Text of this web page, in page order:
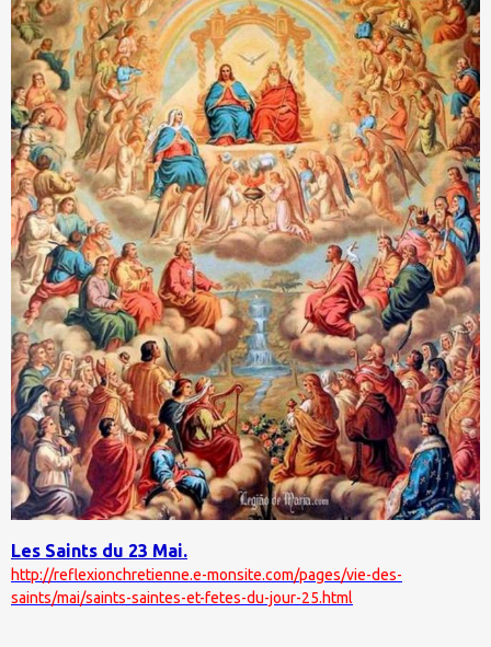
Les Saints du 23 Mai.
http://reflexionchretienne.e-monsite.com/pages/vie-des-
saints/mai/saints-saintes-et-fetes-du-jour-25.html